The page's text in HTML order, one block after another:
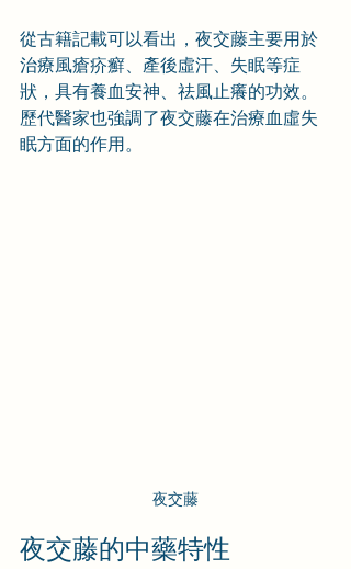
從古籍記載可以看出，夜交藤主要用於
治療風瘡疥癬、產後虛汗、失眠等症
狀，具有養血安神、祛風止癢的功效。
歷代醫家也強調了夜交藤在治療血虛失
眠方面的作用。
夜交藤
夜交藤的中藥特性